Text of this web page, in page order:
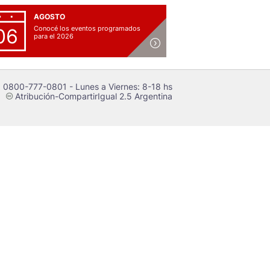
AGOSTO
Conocé los eventos programados
para el 2026
0800-777-0801 - Lunes a Viernes: 8-18 hs
cAtribución-CompartirIgual 2.5 Argentina